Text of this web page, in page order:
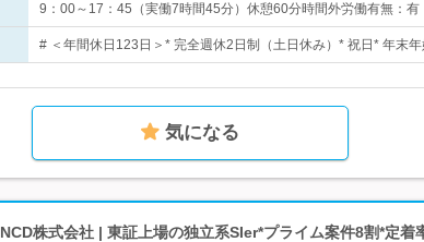
9：00～17：45（実働7時間45分）休憩60分時間外労働有無：有
# ＜年間休日123日＞* 完全週休2日制（土日休み）* 祝日* 年末
気になる
NCD株式会社 | 東証上場の独立系SIer*プライム案件8割*定着